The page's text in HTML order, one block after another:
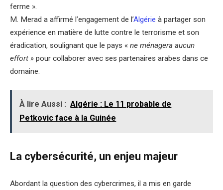
ferme ».
M. Merad a affirmé l’engagement de l’Algérie à partager son
expérience en matière de lutte contre le terrorisme et son
éradication, soulignant que le pays « ne ménagera aucun
effort » pour collaborer avec ses partenaires arabes dans ce
domaine.
À lire Aussi : Algérie : Le 11 probable de
Petkovic face à la Guinée
La cybersécurité, un enjeu majeur
Abordant la question des cybercrimes, il a mis en garde